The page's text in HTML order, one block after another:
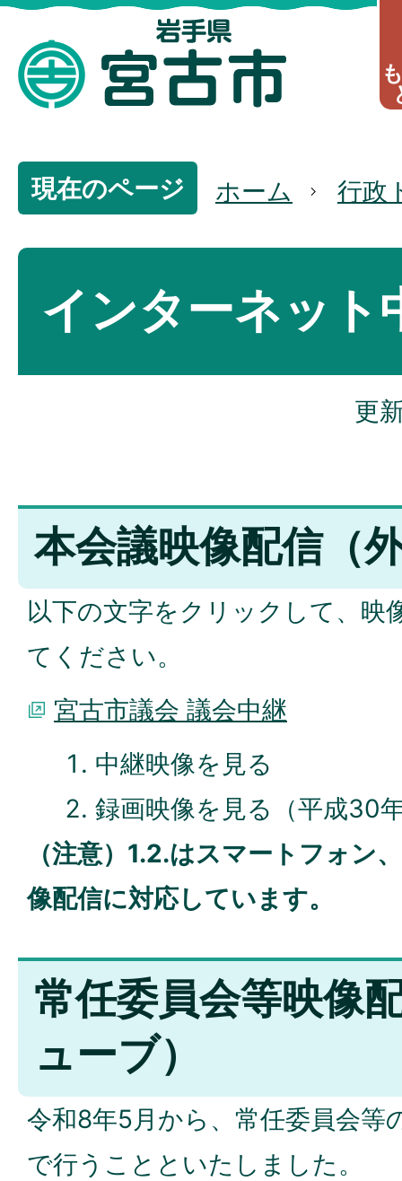
現在のページ ホーム 行政
インターネット
更
本会議映像配信（
以下の文字をクリックして、映
てください。
宮古市議会 議会中継
中継映像を見る
録画映像を見る（平成30
（注意）1.2.はスマートフォン
像配信に対応しています。
常任委員会等映像
ューブ）
令和8年5月から、常任委員会等
で行うことといたしました。